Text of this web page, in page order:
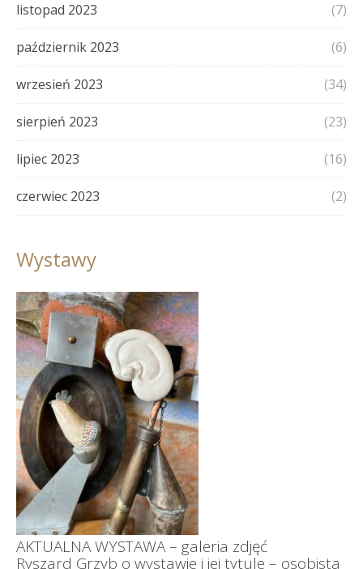
listopad 2023 (7)
październik 2023 (6)
wrzesień 2023 (34)
sierpień 2023 (23)
lipiec 2023 (16)
czerwiec 2023 (2)
Wystawy
AKTUALNA WYSTAWA – galeria zdjęć
Ryszard Grzyb o wystawie i jej tytule – osobista